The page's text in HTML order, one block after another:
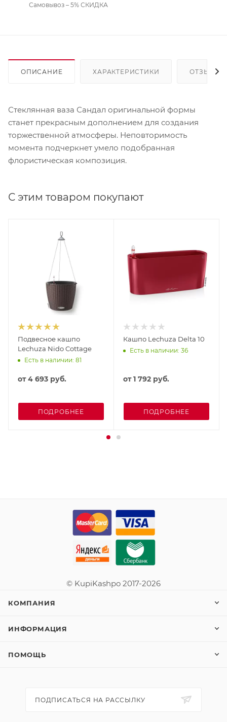
Самовывоз – 5% СКИДКА
ОПИСАНИЕ ХАРАКТЕРИСТИКИ ОТЗЫВЫ
Стеклянная ваза Сандал оригинальной формы
станет прекрасным дополнением для создания
торжественной атмосферы. Неповторимость
момента подчеркнет умело подобранная
флористическая композиция.
С этим товаром покупают
Подвесное кашпо
Lechuza Nido Cottage
Есть в наличии: 81
от4 693 руб.
ПОДРОБНЕЕ
Кашпо Lechuza Delta 10
Есть в наличии: 36
от1 792 руб.
ПОДРОБНЕЕ
© KupiKashpo 2017-2026
КОМПАНИЯ
ИНФОРМАЦИЯ
ПОМОЩЬ
ПОДПИСАТЬСЯ НА РАССЫЛКУ